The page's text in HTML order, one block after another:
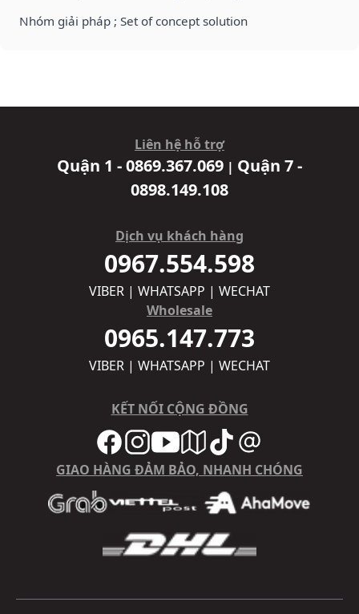
Nhóm giải pháp ; Set of concept solution
Liên hệ hỗ trợ
Quận 1 - 0869.367.069 | Quận 7 -
0898.149.108
Dịch vụ khách hàng
0967.554.598
VIBER | WHATSAPP | WECHAT
Wholesale
0965.147.773
VIBER | WHATSAPP | WECHAT
KẾT NỐI CỘNG ĐỒNG
GIAO HÀNG ĐẢM BẢO, NHANH CHÓNG